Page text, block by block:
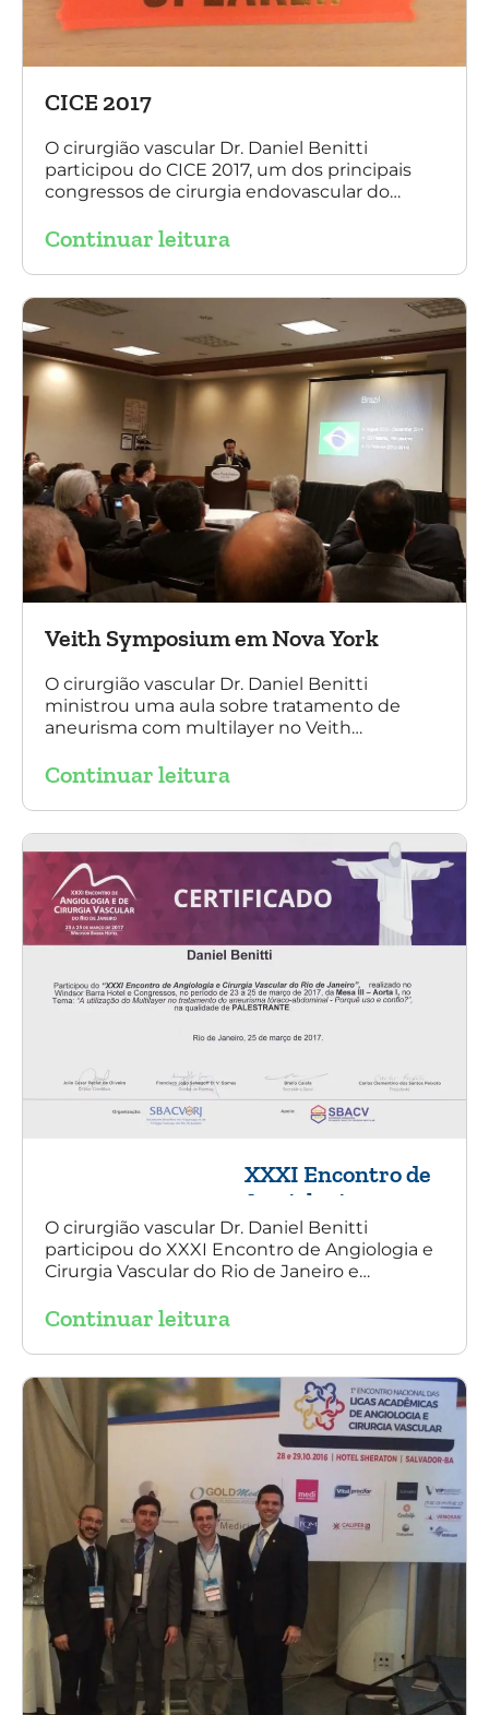
CICE 2017
O cirurgião vascular Dr. Daniel Benitti
participou do CICE 2017, um dos principais
congressos de cirurgia endovascular do
sobre a experiência brasileira no tratamento
multilayer. Mais de 200 pacientes operados
sem nenhum caso de paraplegia!
Continuar leitura
Veith Symposium em Nova York
O cirurgião vascular Dr. Daniel Benitti
ministrou uma aula sobre tratamento de
aneurisma com multilayer no Veith
Continuar leitura
XXXI Encontro de
Angiologia e
Cirurgia Vascular
do Rio de Janeiro
O cirurgião vascular Dr. Daniel Benitti
participou do XXXI Encontro de Angiologia e
Cirurgia Vascular do Rio de Janeiro e
multilayer no tratamento de aneurisma
Continuar leitura